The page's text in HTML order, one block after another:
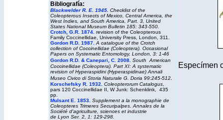
Bibliografía:
Blackwelder R. E. 1945. Checklist of the
Coleopterous Insects of Mexico, Central America, the
West Indies, and South America, Part. 3, United
States National Museum Bulletin 185: 343-550.
Crotch, G.R. 1874. revision of the Coleopterous
Family Coccinellidae, University Press, London, 311.
Gordon R.D. 1987. A catalogue of the Crotch
collection of Coccinellidae (Coleoptera). Occasional
Papers on Systematic Entomology, London, 3: 1-46
Gordon R.D. & Canepari, C. 2008. South American
Coccinellidae (Coleoptera). Part XI: A systematic
revision of Hyperaspidini (Hyperaspidinae) Annali
Museo Civico di Storia Naturale G. Doria 99:245-512.
Korschefsky R. 1932. Coleopterorum Catalogus
pars 120 Coccinellidae II, W Junk: Schenklink, 435
pp.
Mulsant E. 1853. Supplement a la monographie de
Coleopteres Trimeres Securipalpes. Annales de la
Société d'agriculture, sciences et industrie
de Lyon Ser. 2, 1: 129-298.
Especímen